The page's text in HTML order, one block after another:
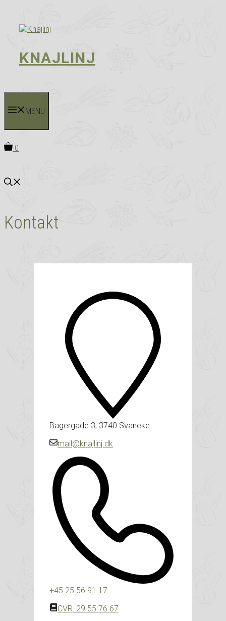
indhold
KNAJLINJ
MENU
0
Kontakt
Bagergade 3, 3740 Svaneke
mail@knajlinj.dk
+45 25 56 91 17
CVR: 29 55 76 67